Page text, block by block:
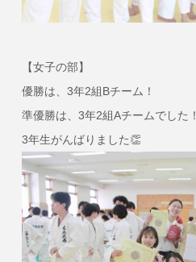
【女子の部】
優勝は、3年2組Bチーム！
準優勝は、3年2組Aチームでした！
3年生がんばりました👏